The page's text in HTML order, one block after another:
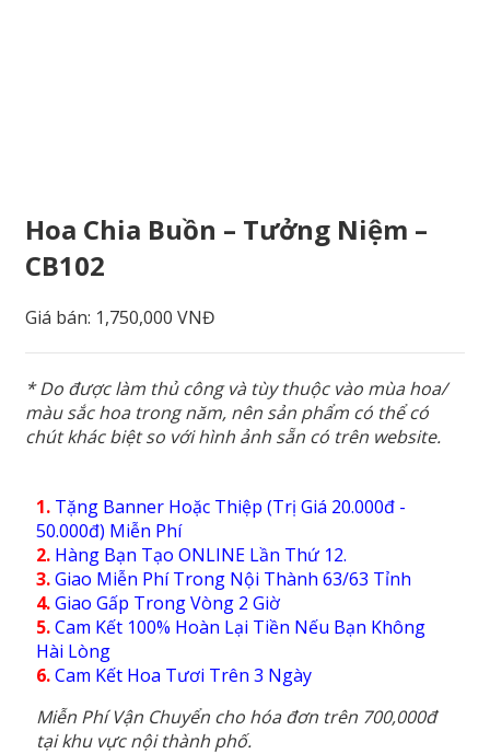
Hoa Chia Buồn – Tưởng Niệm –
CB102
Giá bán: 1,750,000 VNĐ
* Do được làm thủ công và tùy thuộc vào mùa hoa/
màu sắc hoa trong năm, nên sản phẩm có thể có
chút khác biệt so với hình ảnh sẵn có trên website.
1. Tặng Banner Hoặc Thiệp (Trị Giá 20.000đ -
50.000đ) Miễn Phí
2. Hàng Bạn Tạo ONLINE Lần Thứ 12.
3.Giao Miễn Phí Trong Nội Thành 63/63 Tỉnh
4.Giao Gấp Trong Vòng 2 Giờ
5.Cam Kết 100% Hoàn Lại Tiền Nếu Bạn Không
Hài Lòng
6.Cam Kết Hoa Tươi Trên 3 Ngày
Miễn Phí Vận Chuyển cho hóa đơn trên 700,000đ
tại khu vực nội thành phố.